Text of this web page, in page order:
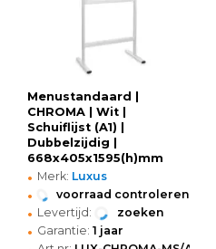
Menustandaard |
CHROMA | Wit |
Schuiflijst (A1) |
Dubbelzijdig |
668x405x1595(h)mm
• Merk: Luxus
• voorraad controleren
• Levertijd: zoeken
• Garantie: 1 jaar